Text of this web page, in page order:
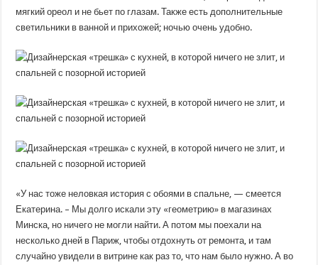
мягкий ореол и не бьет по глазам. Также есть дополнительные
светильники в ванной и прихожей; ночью очень удобно.
«У нас тоже неловкая история с обоями в спальне, — смеется
Екатерина. – Мы долго искали эту «геометрию» в магазинах
Минска, но ничего не могли найти. А потом мы поехали на
несколько дней в Париж, чтобы отдохнуть от ремонта, и там
случайно увидели в витрине как раз то, что нам было нужно. А во